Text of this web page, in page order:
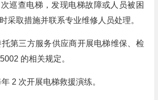
巡查电梯，发现电梯故障或人员被困
采取措施并联系专业维修人员处理。
托第三方服务供应商开展电梯维保、检
的相关规定。
2 次开展电梯救援演练。